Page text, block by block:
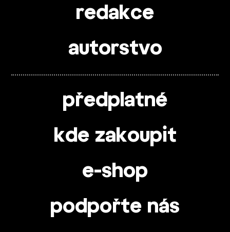
redakce
autorstvo
předplatné
kde zakoupit
e-shop
podpořte nás